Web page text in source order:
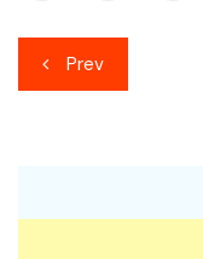
เมนู
นำทาง
Prev